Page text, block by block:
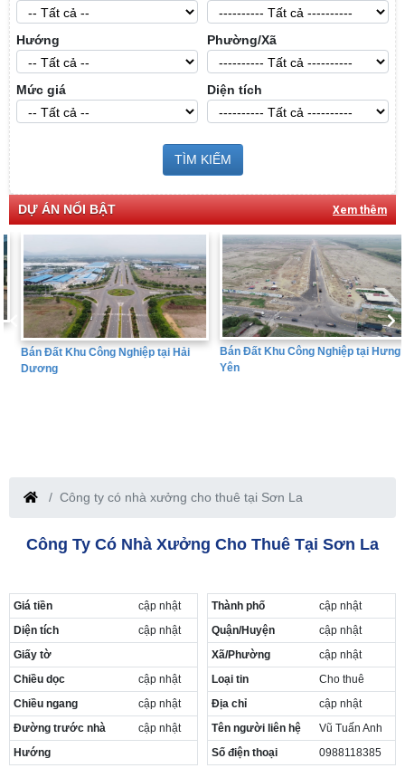
Hướng Phường/Xã
Mức giá Diện tích
TÌM KIẾM
DỰ ÁN NỔI BẬT Xem thêm
Bán Đất Khu Công Nghiệp tại Hải
Dương
Bán Đất Khu Công Nghiệp tại Hưng
Yên
Công ty có nhà xưởng cho thuê tại Sơn La
Công Ty Có Nhà Xưởng Cho Thuê Tại Sơn La
Giá tiền
cập nhật
Diện tích
cập nhật
Giấy tờ
Chiều dọc
cập nhật
Chiều ngang
cập nhật
Đường trước nhà
cập nhật
Hướng
Thành phố
cập nhật
Quận/Huyện
cập nhật
Xã/Phường
cập nhật
Loại tin
Cho thuê
Địa chỉ
cập nhật
Tên người liên hệ
Vũ Tuấn Anh
Số điện thoại
0988118385